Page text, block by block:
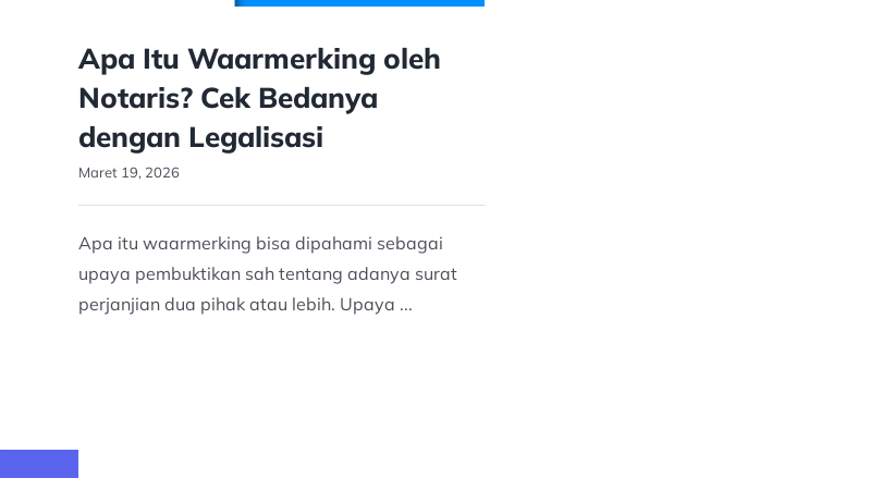
Apa Itu Waarmerking oleh
Notaris? Cek Bedanya
dengan Legalisasi
Maret 19, 2026
Apa itu waarmerking bisa dipahami sebagai
upaya pembuktikan sah tentang adanya surat
perjanjian dua pihak atau lebih. Upaya ...